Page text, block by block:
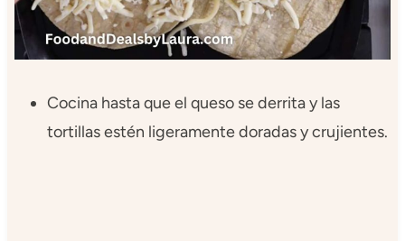
Cocina hasta que el queso se derrita y las
tortillas estén ligeramente doradas y crujientes.